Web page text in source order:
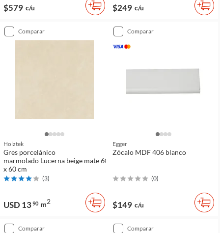
$579 c/u $249 c/u
comparar
Holztek
Gres porcelánico
marmolado Lucerna beige mate 60
x 60 cm
(3)
USD 1390 m2
comparar
Egger
Zócalo MDF 406 blanco
(0)
$149 c/u
comparar comparar